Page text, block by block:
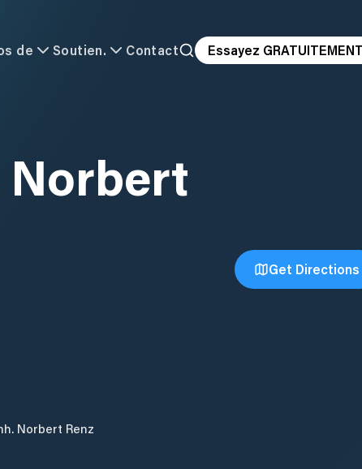
de Soutien. Contact Essayez GRATUITEMENT
Norbert
Get Directions
Norbert Renz